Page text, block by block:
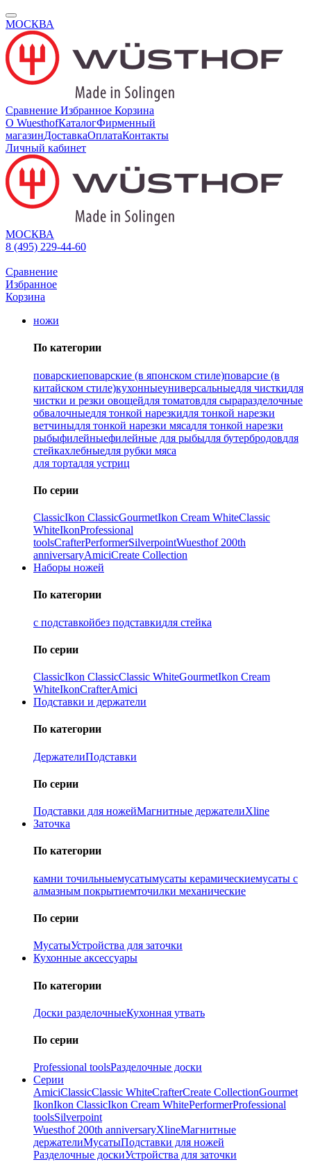
МОСКВА
Сравнение Избранное Корзина
О WuesthofКаталогФирменный
магазинДоставкаОплатаКонтакты
Личный кабинет
МОСКВА
8 (495) 229-44-60
Сравнение
Избранное
Корзина
ножи
По категории
поварскиеповарские (в японском стиле)поварсие (в
китайском стиле)кухонныеуниверсальныедля чисткидля
чистки и резки овощейдля томатовдля сыраразделочные
обвалочныедля тонкой нарезкидля тонкой нарезки
ветчиныдля тонкой нарезки мясадля тонкой нарезки
рыбыфилейныефилейные для рыбыдля бутербродовдля
стейкахлебныедля рубки мяса
для тортадля устриц
По серии
ClassicIkon ClassiсGourmetIkon Cream WhiteClassic
WhiteIkonProfessional
toolsCrafterPerformerSilverpointWuesthof 200th
anniversaryAmiciCreate Collection
Наборы ножей
По категории
с подставкойбез подставкидля стейка
По серии
ClassicIkon ClassiсClassic WhiteGourmetIkon Cream
WhiteIkonCrafterAmici
Подставки и держатели
По категории
ДержателиПодставки
По серии
Подставки для ножейМагнитные держателиXline
Заточка
По категории
камни точильныемусатымусаты керамическиемусаты с
алмазным покрытиемточилки механические
По серии
МусатыУстройства для заточки
Кухонные аксессуары
По категории
Доски разделочныеКухонная утвать
По серии
Professional toolsРазделочные доски
Серии
AmiciClassicClassic WhiteCrafterCreate CollectionGourmet
IkonIkon ClassiсIkon Cream WhitePerformerProfessional
toolsSilverpoint
Wuesthof 200th anniversaryXlineМагнитные
держателиМусатыПодставки для ножей
Разделочные доскиУстройства для заточки